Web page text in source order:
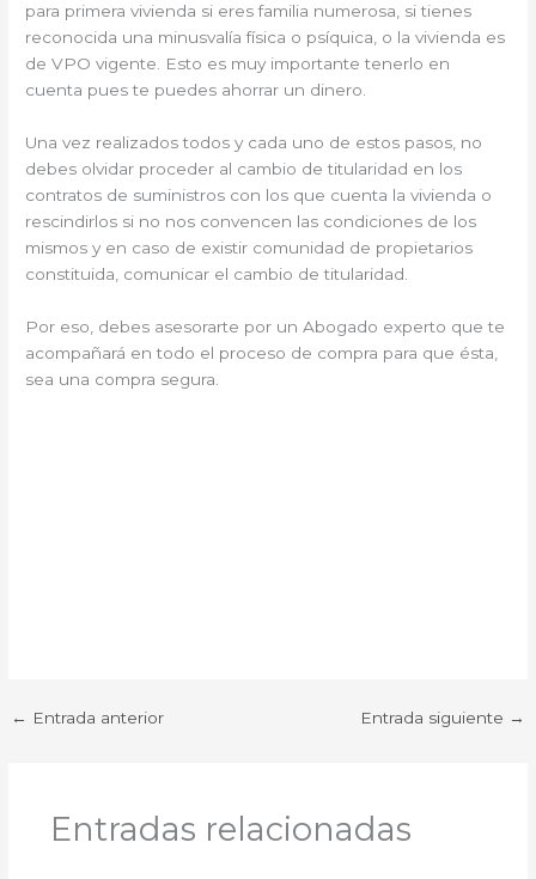
para primera vivienda si eres familia numerosa, si tienes
reconocida una minusvalía física o psíquica, o la vivienda es
de VPO vigente. Esto es muy importante tenerlo en
cuenta pues te puedes ahorrar un dinero.
Una vez realizados todos y cada uno de estos pasos, no
debes olvidar proceder al cambio de titularidad en los
contratos de suministros con los que cuenta la vivienda o
rescindirlos si no nos convencen las condiciones de los
mismos y en caso de existir comunidad de propietarios
constituida, comunicar el cambio de titularidad.
Por eso, debes asesorarte por un Abogado experto que te
acompañará en todo el proceso de compra para que ésta,
sea una compra segura.
← Entrada anterior Entrada siguiente →
Entradas relacionadas